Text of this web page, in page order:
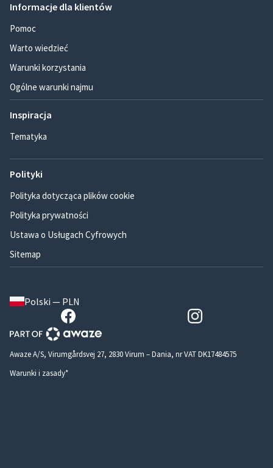
Informacje dla klientów
Pomoc
Warto wiedzieć
Warunki korzystania
Ogólne warunki najmu
Inspiracja
Tematyka
Polityki
Polityka dotycząca plików cookie
Polityka prywatności
Ustawa o Usługach Cyfrowych
Sitemap
Polski — PLN
Awaze A/S, Virumgårdsvej 27, 2830 Virum – Dania, nr VAT DK17484575
Warunki i zasady*